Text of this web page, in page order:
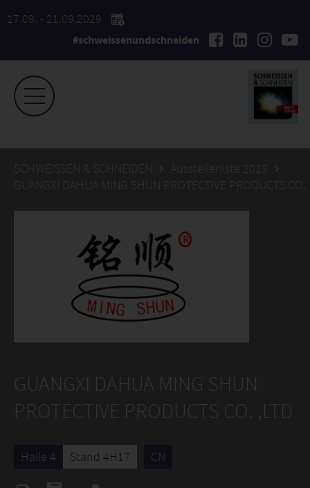
17.09. - 21.09.2029
#schweissenundschneiden
SCHWEISSEN & SCHNEIDEN
Ausstellerliste 2025
GUANGXI DAHUA MING SHUN PROTECTIVE PRODUCTS CO.
GUANGXI DAHUA MING SHUN
PROTECTIVE PRODUCTS CO. ,LTD
Halle 4 Stand 4H17 CN